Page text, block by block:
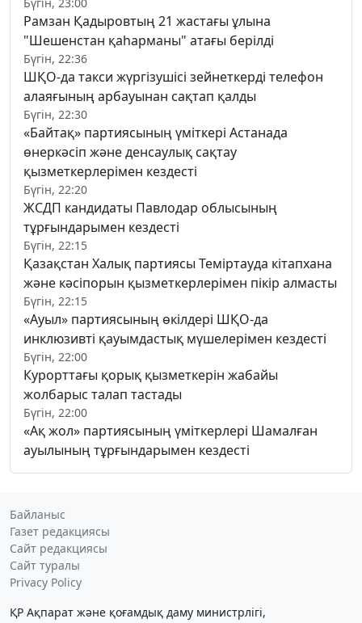
Рамзан Қадыровтың 21 жастағы ұлына
"Шешенстан қаһарманы" атағы берілді
Бүгін, 22:36
ШҚО-да такси жүргізушісі зейнеткерді телефон
алаяғының арбауынан сақтап қалды
Бүгін, 22:30
«Байтақ» партиясының үміткері Астанада
өнеркәсіп және денсаулық сақтау
қызметкерлерімен кездесті
Бүгін, 22:20
ЖСДП кандидаты Павлодар облысының
тұрғындарымен кездесті
Бүгін, 22:15
Қазақстан Халық партиясы Теміртауда кітапхана
және кәсіпорын қызметкерлерімен пікір алмасты
Бүгін, 22:15
«Ауыл» партиясының өкілдері ШҚО-да
инклюзивті қауымдастық мүшелерімен кездесті
Бүгін, 22:00
Курорттағы қорық қызметкерін жабайы
жолбарыс талап тастады
Бүгін, 22:00
«Ақ жол» партиясының үміткерлері Шамалған
ауылының тұрғындарымен кездесті
Байланыс
Газет редакциясы
Сайт редакциясы
Сайт туралы
Privacy Policy
ҚР Ақпарат және қоғамдық даму министрлігі,